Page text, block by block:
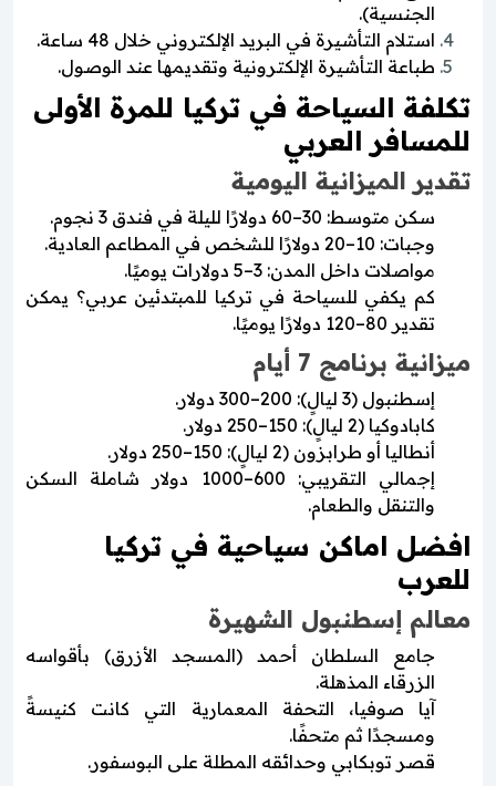
الجنسية).
استلام التأشيرة في البريد الإلكتروني خلال 48 ساعة.
طباعة التأشيرة الإلكترونية وتقديمها عند الوصول.
تكلفة السياحة في تركيا للمرة الأولى
للمسافر العربي
تقدير الميزانية اليومية
سكن متوسط: 30–60 دولارًا لليلة في فندق 3 نجوم.
وجبات: 10–20 دولارًا للشخص في المطاعم العادية.
مواصلات داخل المدن: 3–5 دولارات يوميًا.
كم يكفي للسياحة في تركيا للمبتدئين عربي؟ يمكن
تقدير 80–120 دولارًا يوميًا.
ميزانية برنامج 7 أيام
إسطنبول (3 ليالٍ): 200–300 دولار.
كابادوكيا (2 ليالٍ): 150–250 دولار.
أنطاليا أو طرابزون (2 ليالٍ): 150–250 دولار.
إجمالي التقريبي: 600–1000 دولار شاملة السكن
والتنقل والطعام.
افضل اماكن سياحية في تركيا
للعرب
معالم إسطنبول الشهيرة
جامع السلطان أحمد (المسجد الأزرق) بأقواسه
الزرقاء المذهلة.
آيا صوفيا، التحفة المعمارية التي كانت كنيسةً
ومسجدًا ثم متحفًا.
قصر توبكابي وحدائقه المطلة على البوسفور.